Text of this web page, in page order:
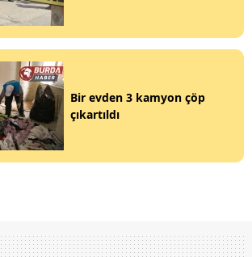
Bir evden 3 kamyon çöp
çıkartıldı